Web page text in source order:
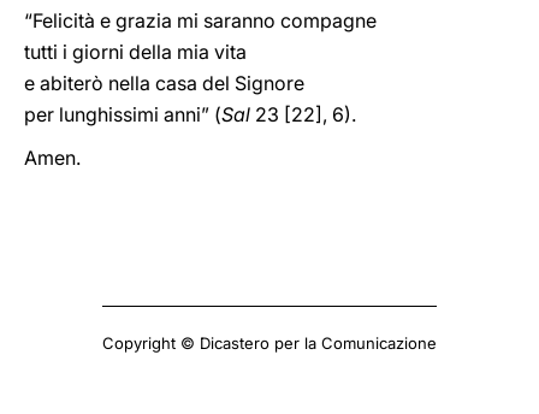
“Felicità e grazia mi saranno compagne
tutti i giorni della mia vita
e abiterò nella casa del Signore
per lunghissimi anni” (Sal 23 [22], 6).
Amen.
Copyright © Dicastero per la Comunicazione